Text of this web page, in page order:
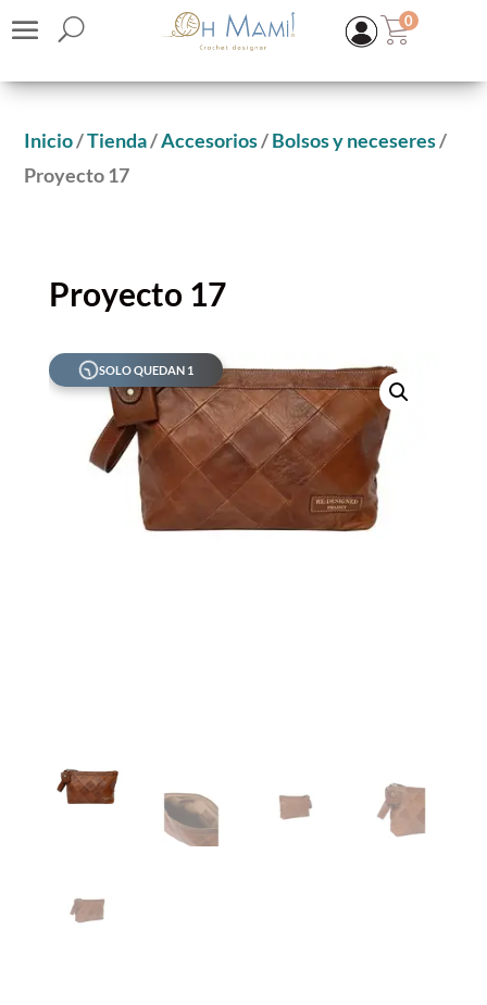
0
Inicio/Tienda/Accesorios/Bolsos y neceseres/
Proyecto 17
Proyecto 17
SOLO QUEDAN 1KIT | CLUNCH BOHO
16,00 € (IVA inc.) +